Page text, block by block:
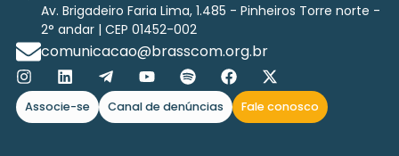
Av. Brigadeiro Faria Lima, 1.485 - Pinheiros Torre norte -
2° andar | CEP 01452-002
comunicacao@brasscom.org.br
Associe-se Canal de denúncias Fale conosco